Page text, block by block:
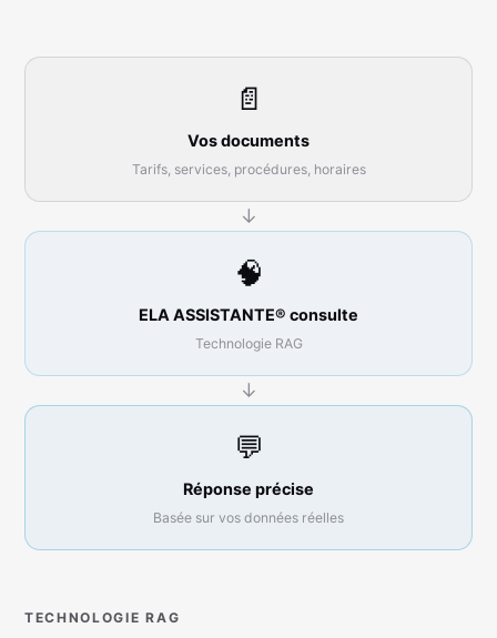
📄
Vos documents
Tarifs, services, procédures, horaires
↓
🧠
ELA ASSISTANTE® consulte
Technologie RAG
↓
💬
Réponse précise
Basée sur vos données réelles
TECHNOLOGIE RAG